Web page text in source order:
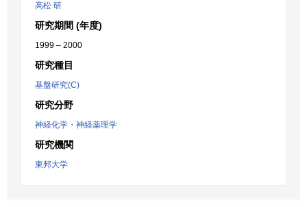
高松 研
研究期間 (年度)
1999 – 2000
研究種目
基盤研究(C)
研究分野
神経化学・神経薬理学
研究機関
東邦大学